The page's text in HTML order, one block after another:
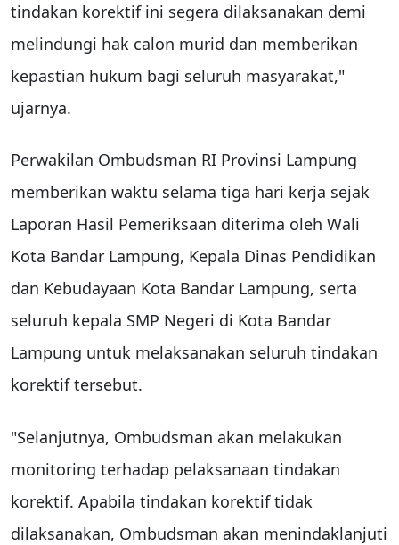
tindakan korektif ini segera dilaksanakan demi
melindungi hak calon murid dan memberikan
kepastian hukum bagi seluruh masyarakat,"
ujarnya.
Perwakilan Ombudsman RI Provinsi Lampung
memberikan waktu selama tiga hari kerja sejak
Laporan Hasil Pemeriksaan diterima oleh Wali
Kota Bandar Lampung, Kepala Dinas Pendidikan
dan Kebudayaan Kota Bandar Lampung, serta
seluruh kepala SMP Negeri di Kota Bandar
Lampung untuk melaksanakan seluruh tindakan
korektif tersebut.
"Selanjutnya, Ombudsman akan melakukan
monitoring terhadap pelaksanaan tindakan
korektif. Apabila tindakan korektif tidak
dilaksanakan, Ombudsman akan menindaklanjuti